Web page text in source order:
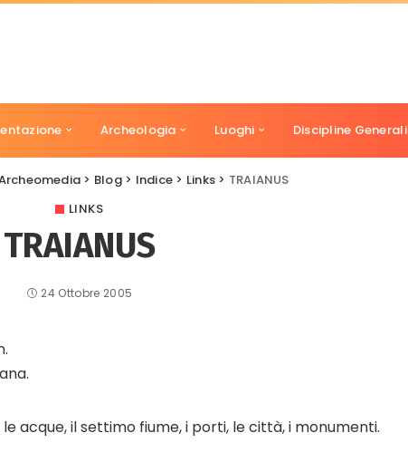
Archeologia Luoghi Discipline Generali
> Blog> Indice > Links > TRAIANUS
LINKS
TRAIANUS
24 Ottobre 2005
acque, il settimo fiume, i porti, le città, i monumenti.